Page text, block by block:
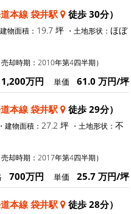
本線 袋井駅 徒歩 30分）
建物面積： 19.7 坪 ・土地形状： ほぼ
売却時期：2010年第4四半期）
1,200万円 単価 61.0 万円/坪
本線 袋井駅 徒歩 29分）
・建物面積： 27.2 坪 ・土地形状： 不
売却時期：2017年第4四半期）
700万円 単価 25.7 万円/坪
本線 袋井駅 徒歩 28分）